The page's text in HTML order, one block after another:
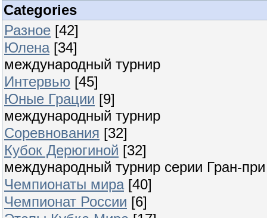
Categories
Разное [42]
Юлена [34]
международный турнир
Интервью [45]
Юные Грации [9]
международный турнир
Соревнования [32]
Кубок Дерюгиной [32]
международный турнир серии Гран-при
Чемпионаты мира [40]
Чемпионат России [6]